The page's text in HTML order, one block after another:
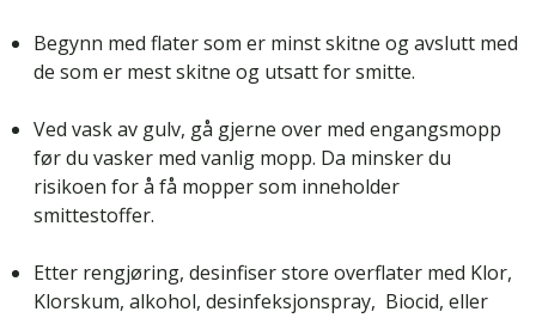
Begynn med flater som er minst skitne og avslutt med
de som er mest skitne og utsatt for smitte.
Ved vask av gulv, gå gjerne over med engangsmopp
før du vasker med vanlig mopp. Da minsker du
risikoen for å få mopper som inneholder
smittestoffer.
Etter rengjøring, desinfiser store overflater med Klor,
Klorskum, alkohol, desinfeksjonspray, Biocid, eller